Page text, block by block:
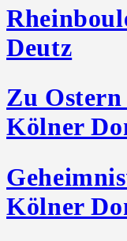
Deutz
Zu
Kölner
Kölner